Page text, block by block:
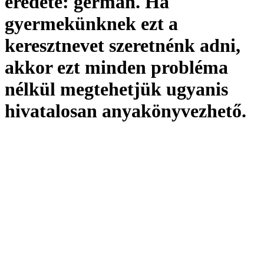
gyermekünknek ezt a
keresztnevet szeretnénk adni,
akkor ezt minden probléma
nélkül megtehetjük ugyanis
hivatalosan anyakönyvezhető.